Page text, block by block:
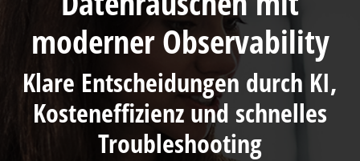
moderner Observability
Klare Entscheidungen durch KI,
Kosteneffizienz und schnelles
Troubleshooting